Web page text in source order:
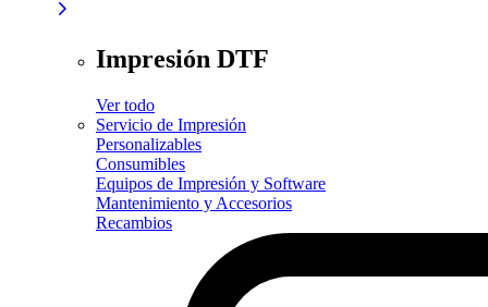
Impresión DTF
Ver todo
Servicio de Impresión
Personalizables
Consumibles
Equipos de Impresión y Software
Mantenimiento y Accesorios
Recambios